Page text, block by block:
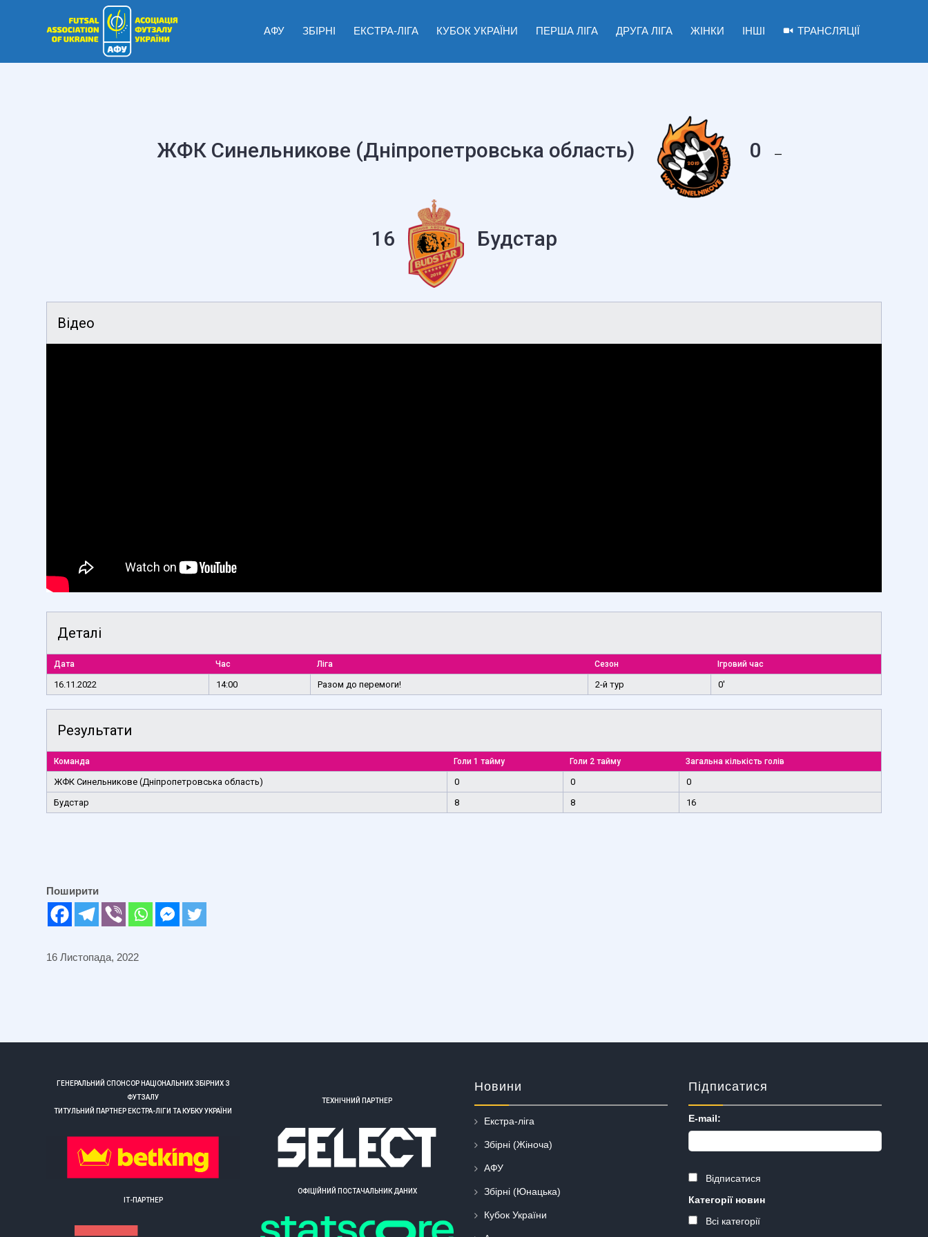
АФУ ЗБІРНІ ЕКСТРА-ЛІГА КУБОК УКРАЇНИ ПЕРША ЛІГА ДРУГА ЛІГА ЖІНКИ ІНШІ ТРАНСЛЯЦІЇ
ЖФК Синельникове (Дніпропетровська область) 0 —
16 Будстар
Відео
Деталі
Дата Час Ліга Сезон Ігровий час
16.11.2022 14:00 Разом до перемоги! 2-й тур 0'
Результати
Команда Голи 1 тайму Голи 2 тайму Загальна кількість голів
ЖФК Синельникове (Дніпропетровська область) 0 0
0
Будстар
8 8 16
Поширити
16 Листопада, 2022
ГЕНЕРАЛЬНИЙ СПОНСОР НАЦІОНАЛЬНИХ ЗБІРНИХ З
ФУТЗАЛУ
ТИТУЛЬНИЙ ПАРТНЕР ЕКСТРА-ЛІГИ ТА КУБКУ УКРАЇНИ
ІТ-ПАРТНЕР
ТЕХНІЧНИЙ ПАРТНЕР
ОФІЦІЙНИЙ ПОСТАЧАЛЬНИК ДАНИХ
Новини
Екстра-ліга
Збірні (Жіноча)
АФУ
Збірні (Юнацька)
Кубок України
Підписатися
E-mail:
Відписатися
Категорії новин
Всі категорії